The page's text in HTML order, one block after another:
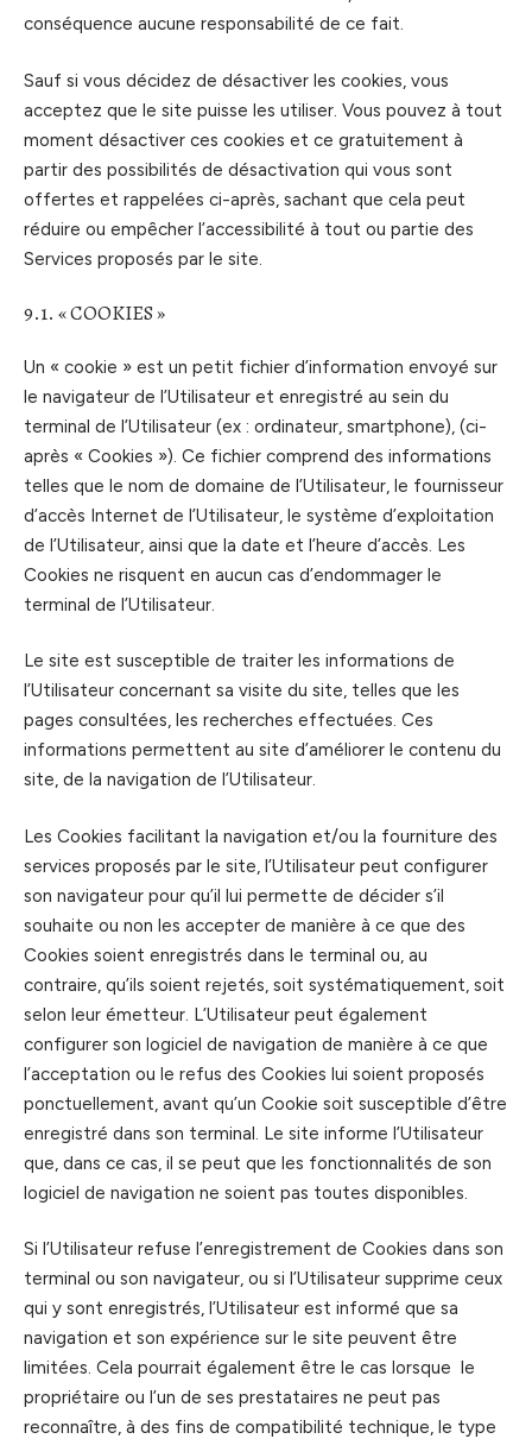
conséquence aucune responsabilité de ce fait.
Sauf si vous décidez de désactiver les cookies, vous
acceptez que le site puisse les utiliser. Vous pouvez à tout
moment désactiver ces cookies et ce gratuitement à
partir des possibilités de désactivation qui vous sont
offertes et rappelées ci-après, sachant que cela peut
réduire ou empêcher l’accessibilité à tout ou partie des
Services proposés par le site.
9.1. « COOKIES »
Un « cookie » est un petit fichier d’information envoyé sur
le navigateur de l’Utilisateur et enregistré au sein du
terminal de l’Utilisateur (ex : ordinateur, smartphone), (ci-
après « Cookies »). Ce fichier comprend des informations
telles que le nom de domaine de l’Utilisateur, le fournisseur
d’accès Internet de l’Utilisateur, le système d’exploitation
de l’Utilisateur, ainsi que la date et l’heure d’accès. Les
Cookies ne risquent en aucun cas d’endommager le
terminal de l’Utilisateur.
Le site est susceptible de traiter les informations de
l’Utilisateur concernant sa visite du site, telles que les
pages consultées, les recherches effectuées. Ces
informations permettent au site d’améliorer le contenu du
site, de la navigation de l’Utilisateur.
Les Cookies facilitant la navigation et/ou la fourniture des
services proposés par le site, l’Utilisateur peut configurer
son navigateur pour qu’il lui permette de décider s’il
souhaite ou non les accepter de manière à ce que des
Cookies soient enregistrés dans le terminal ou, au
contraire, qu’ils soient rejetés, soit systématiquement, soit
selon leur émetteur. L’Utilisateur peut également
configurer son logiciel de navigation de manière à ce que
l’acceptation ou le refus des Cookies lui soient proposés
ponctuellement, avant qu’un Cookie soit susceptible d’être
enregistré dans son terminal. Le site informe l’Utilisateur
que, dans ce cas, il se peut que les fonctionnalités de son
logiciel de navigation ne soient pas toutes disponibles.
Si l’Utilisateur refuse l’enregistrement de Cookies dans son
terminal ou son navigateur, ou si l’Utilisateur supprime ceux
qui y sont enregistrés, l’Utilisateur est informé que sa
navigation et son expérience sur le site peuvent être
limitées. Cela pourrait également être le cas lorsque le
propriétaire ou l’un de ses prestataires ne peut pas
reconnaître, à des fins de compatibilité technique, le type